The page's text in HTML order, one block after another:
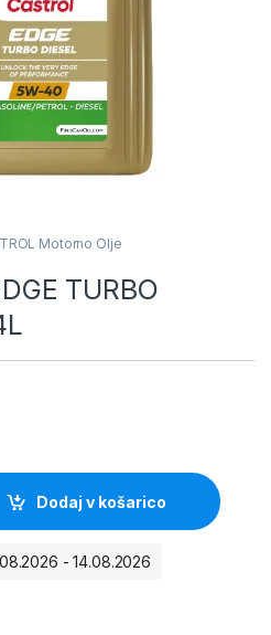
Motorno Olje
TURBO
DIESEL 5W-40 4L količina
Dodaj v košarico
- 14.08.2026